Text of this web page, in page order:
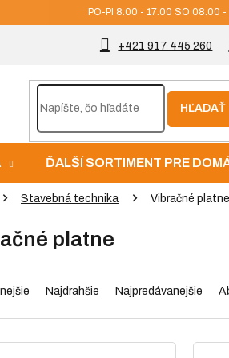
PO-PI 8:00 - 17:00 SO 08:00 -
+421 917 445 260
HĽADAŤ
ĎALŠÍ SORTIMENT PRE
Stavebná technika Vibračné platne
platne
Najdrahšie Najpredávanejšie